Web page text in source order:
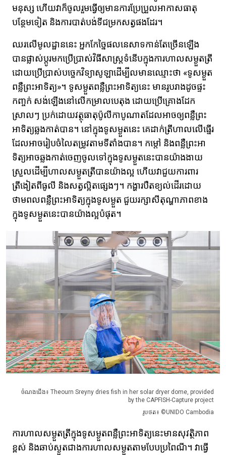
មនុស្ស ហើយវាក៏ចូលរួមធ្វើឲ្យមានការប្រែប្រួលអាកាសធាតុ
បន្ថែមទៀត និងការបាត់បង់ទីជម្រកសត្វផងដែរ។
ឈរលើមូលដ្ឋាននេះ អ្នកកែច្នៃផលនេសាទកាន់តែច្រើនឡើង
បានផ្លាស់ប្តូរមកប្រើប្រាស់វិធីសាស្ត្រទំនើបក្នុងការហាលសម្ងួតត្រី​
ដោយប្រើប្រាស់បច្ចេកវិទ្យាសូឡាដើម្បីលមានឈ្មោះថា «ទូសម្ងួត
ពន្លឺព្រះអាទិត្យ»។ ទូសម្ងួតពន្លឺព្រះអាទិត្យនេះ មានរូបរាងដូចផ្ទះ
កញ្ចក់ សង់ឡើងនៅលើកម្រាលបេតុង ដោយប្រើគ្រោងដែក
ស្រាលៗ ប្រក់ដោយវត្ថុធាតុប៉ូលីកាបូណាតដែលអាចឲ្យពន្លឺព្រះ
អាទិត្យឆ្លងកាត់បាន។ នៅក្នុងទូសម្ងួតនេះ គេដាក់ត្រីហាលលើធ្នើរ
ដែលអាចរៀបចំលៃតម្រូវតាមទីតាំងបាន។ កម្តៅ និងពន្លឺព្រះអា
ទិត្យអាចឆ្លងកាត់ចេញចូលទៅក្នុងទូសម្ងួតនេះបានយ៉ាងងាយ
ស្រួល​ដើម្បីហាលសម្ងួតត្រីបានយ៉ាងល្អ ហើយវាជួយការពារ
ត្រីងៀតពីធូលី និងសត្វល្អិតផ្សេងៗ។​ កង្ហារបឺតខ្យល់ដើរដោយ
ថាមពលពន្លឺព្រះអាទិត្យក្នុងទូសម្ងួត ជួយរក្សាសីតុណ្ហាភាពខាង
ក្នុងទូសម្ងួតនេះបានយ៉ាងល្អបំផុត។
ចំណងជើង៖ Theourn Sreyny dries fish in her solar dryer dome, provided
by the CAPFISH-Capture project
រូបថត៖ ©UNIDO Cambodia
ការហាលសម្ងួតត្រីក្នុងទូសម្ងួតពន្លឺព្រះអាទិត្យនេះ​មានសុវត្ថិភាព
ខ្ពស់ និងឆាប់ស្ងួតជាងការហាលសម្ងួតតាមបែបប្រពៃណី។​ វាធ្វើ